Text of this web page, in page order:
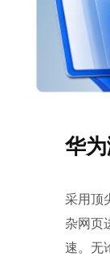
华
采用顶
杂网页
速。无